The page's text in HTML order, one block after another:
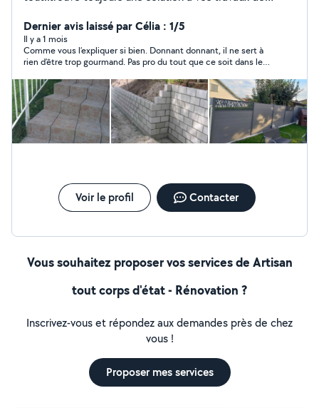
Dernier avis laissé par Célia : 1/5
Il y a 1 mois
Comme vous l’expliquer si bien. Donnant donnant, il ne sert à
rien d’être trop gourmand. Pas pro du tout que ce soit dans le
derniers avis, nous ne sommes pas les seuls ! Faites attention
⛔️
Voir le profil Contacter
Vous souhaitez proposer vos services de Artisan
tout corps d'état - Rénovation ?
Inscrivez-vous et répondez aux demandes près de chez
vous !
Proposer mes services